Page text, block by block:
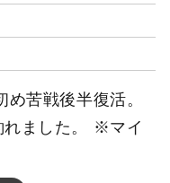
苦戦後半復活。
ました。 ※マイ